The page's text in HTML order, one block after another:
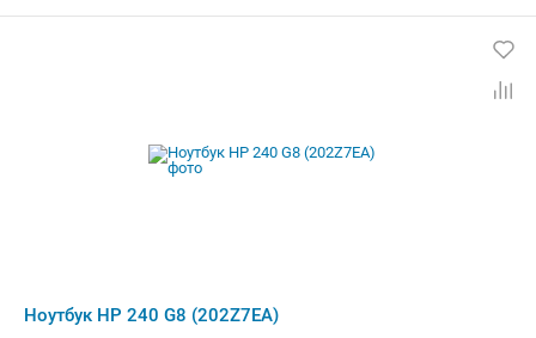
Ноутбук HP 240 G8 (202Z7EA)